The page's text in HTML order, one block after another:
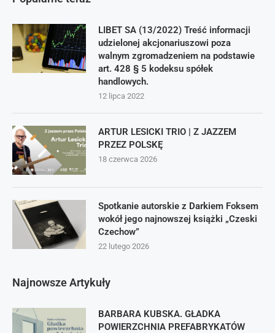
LIBET SA (13/2022) Treść informacji
udzielonej akcjonariuszowi poza
walnym zgromadzeniem na podstawie
art. 428 § 5 kodeksu spółek
handlowych.
12 lipca 2022
ARTUR LESICKI TRIO | Z JAZZEM
PRZEZ POLSKĘ
18 czerwca 2026
Spotkanie autorskie z Darkiem Foksem
wokół jego najnowszej książki „Czeski
Czechow”
22 lutego 2026
Najnowsze Artykuły
BARBARA KUBSKA. GŁADKA
POWIERZCHNIA PREFABRYKATÓW